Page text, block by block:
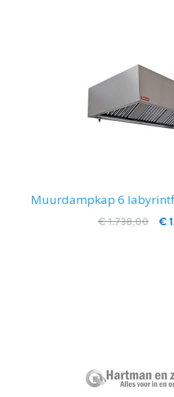
Muurdampkap 6
€
€ 1.738,00